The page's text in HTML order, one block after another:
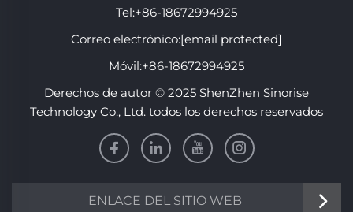
Tel:+86-18672994925
Correo electrónico:[email protected]
Móvil:+86-18672994925
Derechos de autor © 2025 ShenZhen Sinorise
Technology Co., Ltd. todos los derechos reservados
ENLACE DEL SITIO WEB